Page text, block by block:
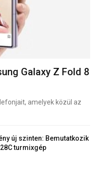
Galaxy Z Fold 8
amelyek közül az
új szinten: Bemutatkozik
turmixgép